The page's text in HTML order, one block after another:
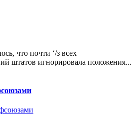
что почти ‘/з всех
штатов игнорировала положения...